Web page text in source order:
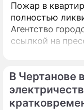
Пожар в
полностью
Агентство
ссылкой на
управления
В Чертанове